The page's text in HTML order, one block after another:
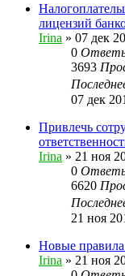
лицензий
Irina » 07 дек
0
3693
07 дек
Привлечь
Irina » 21 ноя
0
6620
21 ноя
Новые
Irina » 21 ноя